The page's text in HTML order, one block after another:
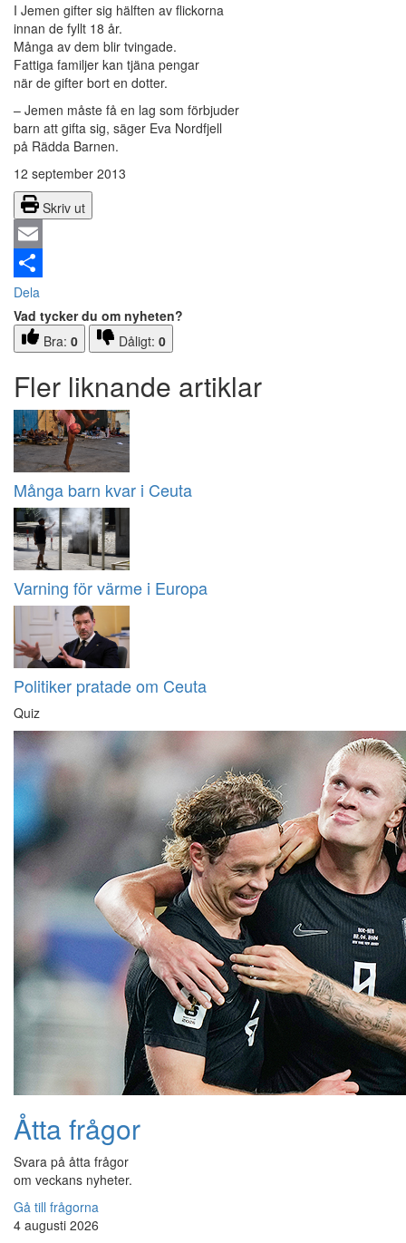
I Jemen gifter sig hälften av flickorna
innan de fyllt 18 år.
Många av dem blir tvingade.
Fattiga familjer kan tjäna pengar
när de gifter bort en dotter.
– Jemen måste få en lag som förbjuder
barn att gifta sig, säger Eva Nordfjell
på Rädda Barnen.
12 september 2013
Skriv ut
Email
Dela
Vad tycker du om nyheten?
Bra: 0 Dåligt: 0
Fler liknande artiklar
Många barn kvar i Ceuta
Varning för värme i Europa
Politiker pratade om Ceuta
Quiz
Åtta frågor
Svara på åtta frågor
om veckans nyheter.
Gå till frågorna
4 augusti 2026